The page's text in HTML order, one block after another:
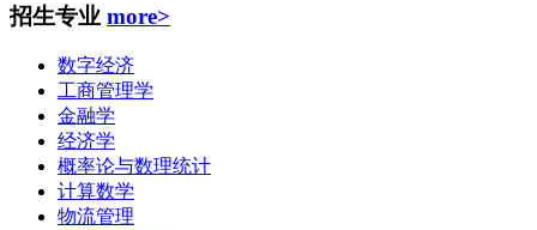
招生专业 more>
数字经济
工商管理学
金融学
经济学
概率论与数理统计
计算数学
物流管理